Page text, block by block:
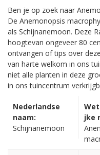
Ben je op zoek naar
De Anemonopsis
als Schijnanemoon. Deze
hoogtevan ongeveer 80
ontvangen of tips over
van harte welkom in ons
niet alle planten in deze
in ons tuincentrum
Nederlandse
naam:
Schijnanemoon
jke